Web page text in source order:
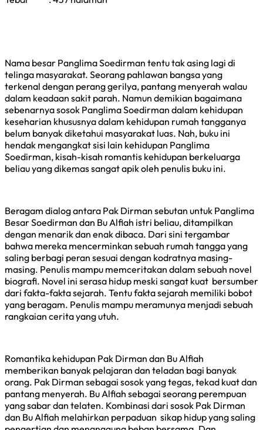
Nama besar Panglima Soedirman tentu tak asing lagi di
telinga masyarakat. Seorang pahlawan bangsa yang
terkenal dengan perang gerilya, pantang menyerah walau
dalam keadaan sakit parah. Namun demikian bagaimana
sebenarnya sosok Panglima Soedirman dalam kehidupan
keseharian khususnya dalam kehidupan rumah tangganya
belum banyak diketahui masyarakat luas. Nah, buku ini
hendak mengangkat sisi lain kehidupan Panglima
Soedirman, kisah-kisah romantis kehidupan berkeluarga
beliau yang dikemas sangat apik oleh penulis buku ini.
Beragam dialog antara Pak Dirman sebutan untuk Panglima
Besar Soedirman dan Bu Alfiah istri beliau, ditampilkan
dengan menarik dan enak dibaca. Dari sini tergambar
bahwa mereka mencerminkan sebuah rumah tangga yang
saling berbagi peran sesuai dengan kodratnya masing-
masing. Penulis mampu memceritakan dalam sebuah novel
biografi. Novel ini serasa hidup meski sangat kuat bersumber
dari fakta-fakta sejarah. Tentu fakta sejarah memiliki bobot
yang beragam. Penulis mampu meramunya menjadi sebuah
rangkaian cerita yang utuh.
Romantika kehidupan Pak Dirman dan Bu Alfiah
memberikan banyak pelajaran dan teladan bagi banyak
orang. Pak Dirman sebagai sosok yang tegas, tekad kuat dan
pantang menyerah. Bu Alfiah sebagai seorang perempuan
yang sabar dan telaten. Kombinasi dari sosok Pak Dirman
dan Bu Alfiah melahirkan perpaduan sikap hidup yang saling